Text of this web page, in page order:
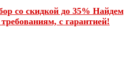
со скидкой до 35% Найдем
с гарантией!